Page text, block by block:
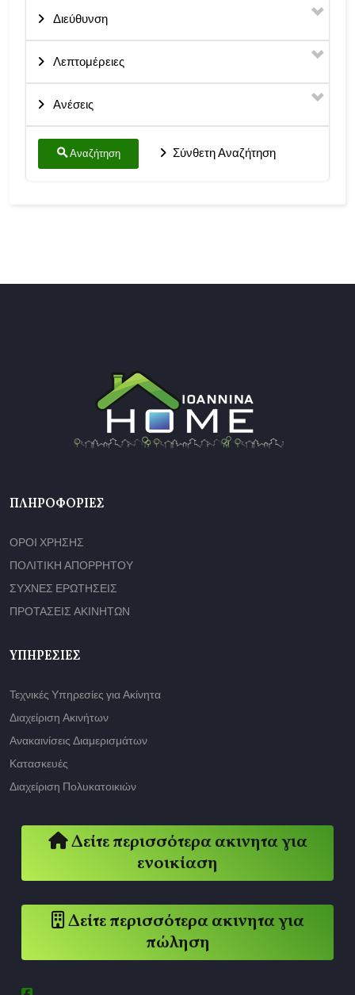
Διεύθυνση
Λεπτομέρειες
Ανέσεις
Αναζήτηση Σύνθετη Αναζήτηση
ΠΛΗΡΟΦΟΡΊΕΣ
ΟΡΟΙ ΧΡΗΣΗΣ
ΠΟΛΙΤΙΚΗ ΑΠΟΡΡΗΤΟΥ
ΣΥΧΝΕΣ ΕΡΩΤΗΣΕΙΣ
ΠΡΟΤΑΣΕΙΣ ΑΚΙΝΗΤΩΝ
ΥΠΗΡΕΣΊΕΣ
Τεχνικές Υπηρεσίες για Ακίνητα
Διαχείριση Ακινήτων
Ανακαινίσεις Διαμερισμάτων
Κατασκευές
Διαχείριση Πολυκατοικιών
Δείτε περισσότερα ακινητα για
ενοικίαση
Δείτε περισσότερα ακινητα για
πώληση